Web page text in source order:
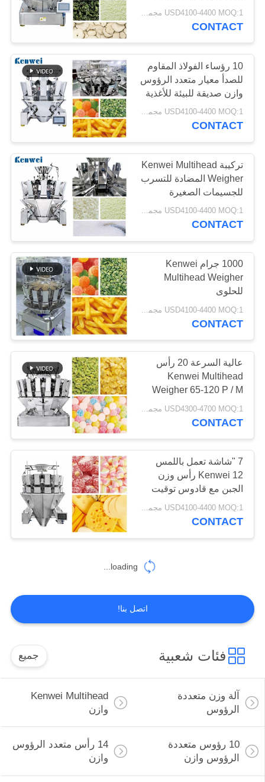
مزيج وازن
33
آلة وزنها الخطي
38
تحقق من آلة وازن
19
آلات الكشف عن
المعادن
25
ماكينات التعبئة
10
آلة تغليف نصف
أوتوماتيكية
14
الصغيرة
USD4100-4400 MOQ:1 مجموعة
CONTACT
10 رؤساء الفولاذ المقاوم
للصدأ معيار متعدد الرؤوس
وازن صديقة للبيئة للأغذية
الترفيهية
USD4100-4400 MOQ:1 مجموعة
CONTACT
تركيبة Kenwei Multihead
Weigher المضادة للتسرب
للجسيمات الصغيرة
والمسحوق
USD4100-4400 MOQ:1 مجموعة
CONTACT
1000 جرام Kenwei
Multihead Weigher
للحلوى
CONTACT
عالية السرعة 20 رأس
Kenwei Multihead
Weigher 65-120 P / M
USD4300-4700 MOQ:1 مجموعة
CONTACT
7 "شاشة تعمل باللمس
Kenwei 12 رأس وزن
الجبن مع قادوس توقيت
USD4100-4400 MOQ:1 مجموعة
CONTACT
loading...
اتصل بنا!
فئات شعبية جميع
آلة وزن متعددة
الرؤوس
Kenwei Multihead
وازن
10 رؤوس متعددة
الرؤوس وازن
14 رأس متعدد الرؤوس
وازن